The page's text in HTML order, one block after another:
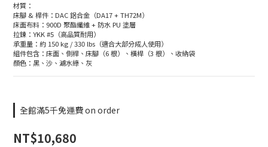
材質：
床腳 & 桿件：DAC 鋁合金（DA17 + TH72M）
床面布料：900D 聚酯纖維 + 防水 PU 塗層
拉鍊：YKK #5（高品質耐用）
承重量：約 150 kg / 330 lbs（適合大部分成人使用）
組件包含：床面、側桿、床腳（6 根）、橫桿（3 根）、收納袋
顏色：黑、沙、湖水綠、灰
全館滿5千免運費 on order
NT$10,680